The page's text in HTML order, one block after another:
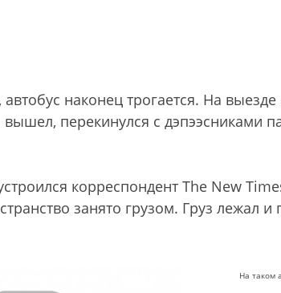
наконец трогается. На
вышел, перекинулся с дэпээсниками
корреспондент The New
занято грузом. Груз лежал
На таком